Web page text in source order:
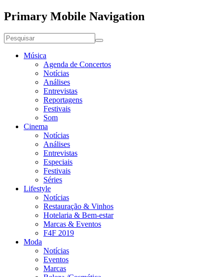
Primary Mobile Navigation
Música
Agenda de Concertos
Notícias
Análises
Entrevistas
Reportagens
Festivais
Som
Cinema
Notícias
Análises
Entrevistas
Especiais
Festivais
Séries
Lifestyle
Notícias
Restauração & Vinhos
Hotelaria & Bem-estar
Marcas & Eventos
F4F 2019
Moda
Notícias
Eventos
Marcas